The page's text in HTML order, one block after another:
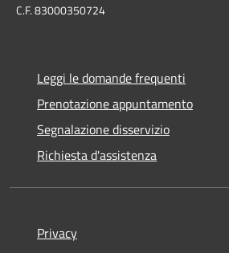
C.F. 83000350724
Leggi le domande frequenti
Prenotazione appuntamento
Segnalazione disservizio
Richiesta d'assistenza
Privacy